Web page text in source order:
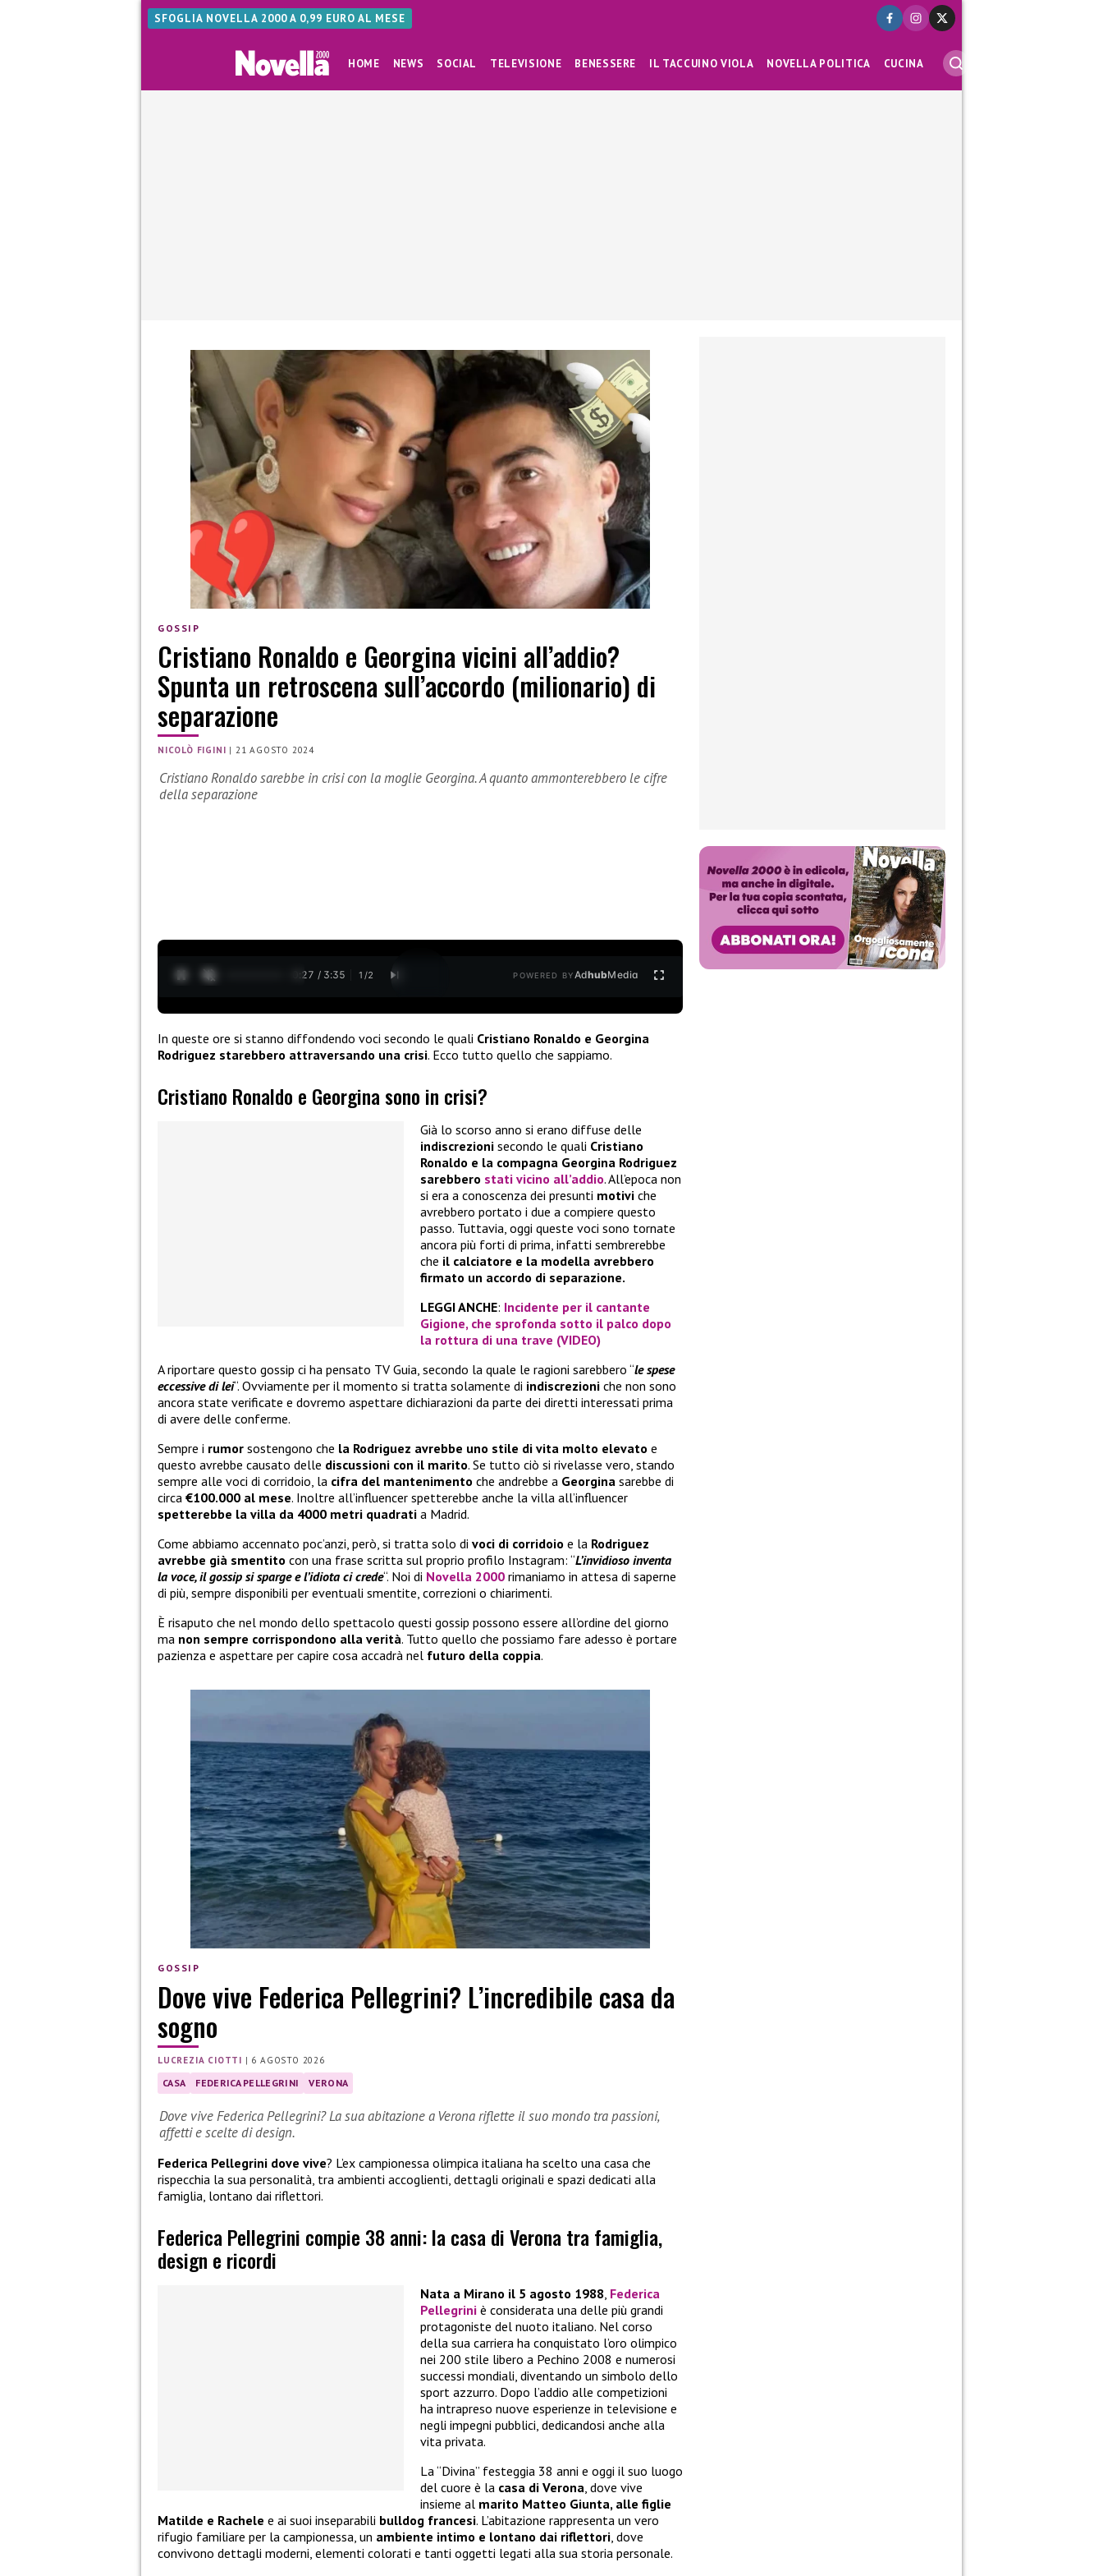
SFOGLIA NOVELLA 2000 A 0,99 EURO AL MESE
HOME NEWS SOCIAL TELEVISIONE BENESSERE IL TACCUINO VIOLA NOVELLA POLITICA CUCINA
GOSSIP
Cristiano Ronaldo e Georgina vicini all’addio?
Spunta un retroscena sull’accordo (milionario) di
separazione
NICOLÒ FIGINI | 21 AGOSTO 2024
Cristiano Ronaldo sarebbe in crisi con la moglie Georgina. A quanto ammonterebbero le cifre
della separazione
0:28 / 3:35 1 /2 POWERED BYAdhubMedia
In queste ore si stanno diffondendo voci secondo le quali Cristiano Ronaldo e Georgina
Rodriguez starebbero attraversando una crisi. Ecco tutto quello che sappiamo.
Cristiano Ronaldo e Georgina sono in crisi?
Già lo scorso anno si erano diffuse delle
indiscrezioni secondo le quali Cristiano
Ronaldo e la compagna Georgina Rodriguez
sarebbero stati vicino all’addio. All’epoca non
si era a conoscenza dei presunti motivi che
avrebbero portato i due a compiere questo
passo. Tuttavia, oggi queste voci sono tornate
ancora più forti di prima, infatti sembrerebbe
che il calciatore e la modella avrebbero
firmato un accordo di separazione.
LEGGI ANCHE: Incidente per il cantante
Gigione, che sprofonda sotto il palco dopo
la rottura di una trave (VIDEO)
A riportare questo gossip ci ha pensato TV Guia, secondo la quale le ragioni sarebbero “le spese
eccessive di lei“. Ovviamente per il momento si tratta solamente di indiscrezioni che non sono
ancora state verificate e dovremo aspettare dichiarazioni da parte dei diretti interessati prima
di avere delle conferme.
Sempre i rumor sostengono che la Rodriguez avrebbe uno stile di vita molto elevato e
questo avrebbe causato delle discussioni con il marito. Se tutto ciò si rivelasse vero, stando
sempre alle voci di corridoio, la cifra del mantenimento che andrebbe a Georgina sarebbe di
circa €100.000 al mese. Inoltre all’influencer spetterebbe anche la villa all’influencer
spetterebbe la villa da 4000 metri quadrati a Madrid.
Come abbiamo accennato poc’anzi, però, si tratta solo di voci di corridoio e la Rodriguez
avrebbe già smentito con una frase scritta sul proprio profilo Instagram: “L’invidioso inventa
la voce, il gossip si sparge e l’idiota ci crede“. Noi di Novella 2000 rimaniamo in attesa di saperne
di più, sempre disponibili per eventuali smentite, correzioni o chiarimenti.
È risaputo che nel mondo dello spettacolo questi gossip possono essere all’ordine del giorno
ma non sempre corrispondono alla verità. Tutto quello che possiamo fare adesso è portare
pazienza e aspettare per capire cosa accadrà nel futuro della coppia.
GOSSIP
Dove vive Federica Pellegrini? L’incredibile casa da
sogno
LUCREZIA CIOTTI | 6 AGOSTO 2026
CASA FEDERICA PELLEGRINI VERONA
Dove vive Federica Pellegrini? La sua abitazione a Verona riflette il suo mondo tra passioni,
affetti e scelte di design.
Federica Pellegrini dove vive? L’ex campionessa olimpica italiana ha scelto una casa che
rispecchia la sua personalità, tra ambienti accoglienti, dettagli originali e spazi dedicati alla
famiglia, lontano dai riflettori.
Federica Pellegrini compie 38 anni: la casa di Verona tra famiglia,
design e ricordi
Nata a Mirano il 5 agosto 1988, Federica
Pellegrini è considerata una delle più grandi
protagoniste del nuoto italiano. Nel corso
della sua carriera ha conquistato l’oro olimpico
nei 200 stile libero a Pechino 2008 e numerosi
successi mondiali, diventando un simbolo dello
sport azzurro. Dopo l’addio alle competizioni
ha intrapreso nuove esperienze in televisione e
negli impegni pubblici, dedicandosi anche alla
vita privata.
La “Divina” festeggia 38 anni e oggi il suo luogo
del cuore è la casa di Verona, dove vive
insieme al marito Matteo Giunta, alle figlie
Matilde e Rachele e ai suoi inseparabili bulldog francesi. L’abitazione rappresenta un vero
rifugio familiare per la campionessa, un ambiente intimo e lontano dai riflettori, dove
convivono dettagli moderni, elementi colorati e tanti oggetti legati alla sua storia personale.